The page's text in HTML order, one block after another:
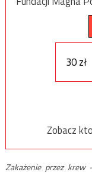
30 zł
Zobacz
Zakażenie przez krew